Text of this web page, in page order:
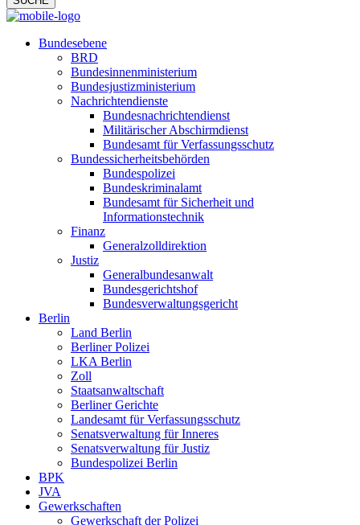
Bundesebene
BRD
Bundesinnenministerium
Bundesjustizministerium
Nachrichtendienste
Bundesnachrichtendienst
Militärischer Abschirmdienst
Bundesamt für Verfassungsschutz
Bundessicherheitsbehörden
Bundespolizei
Bundeskriminalamt
Bundesamt für Sicherheit und
Informationstechnik
Finanz
Generalzolldirektion
Justiz
Generalbundesanwalt
Bundesgerichtshof
Bundesverwaltungsgericht
Berlin
Land Berlin
Berliner Polizei
LKA Berlin
Zoll
Staatsanwaltschaft
Berliner Gerichte
Landesamt für Verfassungsschutz
Senatsverwaltung für Inneres
Senatsverwaltung für Justiz
Bundespolizei Berlin
BPK
JVA
Gewerkschaften
Gewerkschaft der Polizei